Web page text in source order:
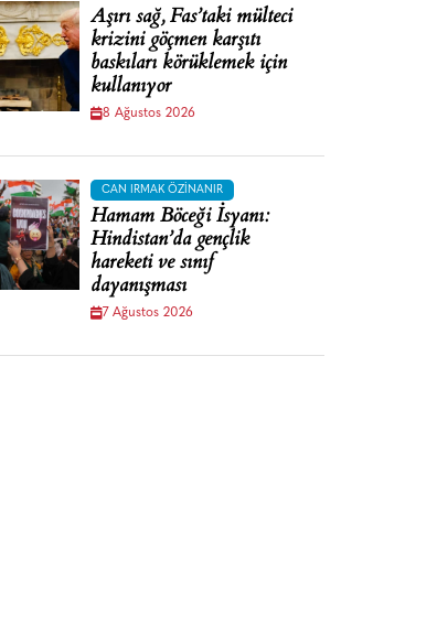
Aşırı sağ, Fas’taki mülteci
krizini göçmen karşıtı
baskıları körüklemek için
kullanıyor
8 Ağustos 2026
CAN IRMAK ÖZINANIR
Hamam Böceği İsyanı:
Hindistan’da gençlik
hareketi ve sınıf
dayanışması
7 Ağustos 2026